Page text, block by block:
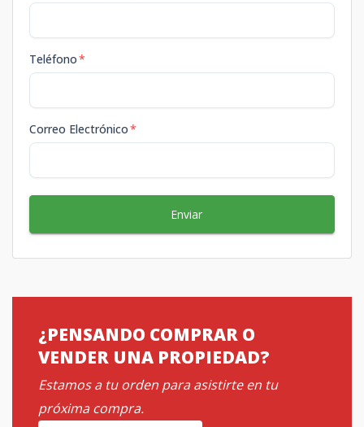
Teléfono*
Correo Electrónico*
Enviar
¿PENSANDO COMPRAR O
VENDER UNA PROPIEDAD?
Estamos a tu orden para asistirte en tu
próxima compra.